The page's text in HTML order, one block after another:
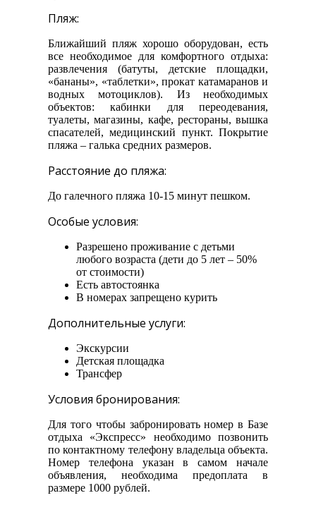
Пляж:
Ближайший пляж хорошо оборудован, есть
все необходимое для комфортного отдыха:
развлечения (батуты, детские площадки,
«бананы», «таблетки», прокат катамаранов и
водных мотоциклов). Из необходимых
объектов: кабинки для переодевания,
туалеты, магазины, кафе, рестораны, вышка
спасателей, медицинский пункт. Покрытие
пляжа – галька средних размеров.
Расстояние до пляжа:
До галечного пляжа 10-15 минут пешком.
Особые условия:
Разрешено проживание с детьми
любого возраста (дети до 5 лет – 50%
от стоимости)
Есть автостоянка
В номерах запрещено курить
Дополнительные услуги:
Экскурсии
Детская площадка
Трансфер
Условия бронирования:
Для того чтобы забронировать номер в Базе
отдыха «Экспресс» необходимо позвонить
по контактному телефону владельца объекта.
Номер телефона указан в самом начале
объявления, необходима предоплата в
размере 1000 рублей.